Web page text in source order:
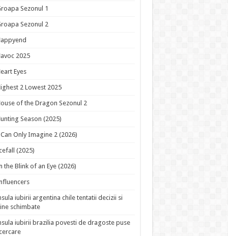
Sezonul 1
Sezonul 2
2025
Eyes
2 Lowest 2025
of the Dragon Sezonul 2
Season (2025)
Only Imagine 2 (2026)
(2025)
the Blink of an Eye (2026)
iubirii argentina chile tentatii decizii si
schimbate
iubirii brazilia povesti de dragoste puse